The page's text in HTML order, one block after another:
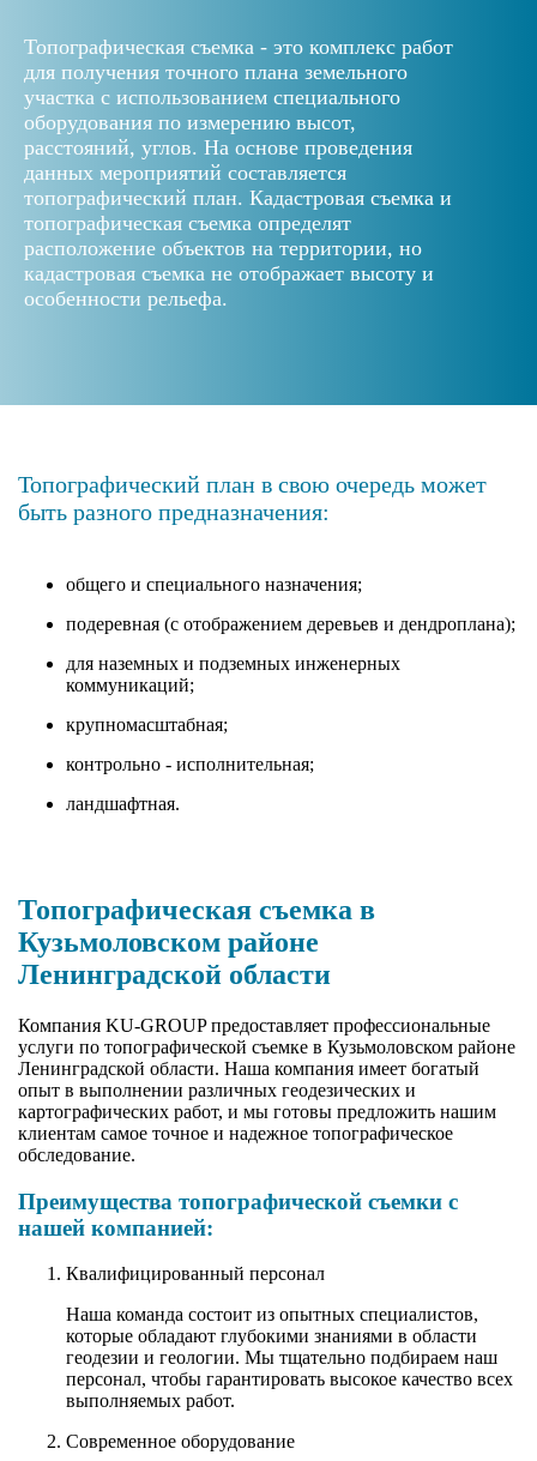
Топографическая съемка - это комплекс работ
для получения точного плана земельного
участка с использованием специального
оборудования по измерению высот,
расстояний, углов. На основе проведения
данных мероприятий составляется
топографический план. Кадастровая съемка и
топографическая съемка определят
расположение объектов на территории, но
кадастровая съемка не отображает высоту и
особенности рельефа.
Топографический план в свою очередь может
быть разного предназначения:
общего и специального назначения;
подеревная (с отображением деревьев и дендроплана);
для наземных и подземных инженерных
коммуникаций;
крупномасштабная;
контрольно - исполнительная;
ландшафтная.
Топографическая съемка в
Кузьмоловском районе
Ленинградской области
Компания KU-GROUP предоставляет профессиональные
услуги по топографической съемке в Кузьмоловском районе
Ленинградской области. Наша компания имеет богатый
опыт в выполнении различных геодезических и
картографических работ, и мы готовы предложить нашим
клиентам самое точное и надежное топографическое
обследование.
Преимущества топографической съемки с
нашей компанией:
Квалифицированный персонал
Наша команда состоит из опытных специалистов,
которые обладают глубокими знаниями в области
геодезии и геологии. Мы тщательно подбираем наш
персонал, чтобы гарантировать высокое качество всех
выполняемых работ.
Современное оборудование